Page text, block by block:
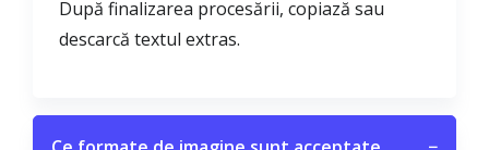
După finalizarea procesării, copiază sau
descarcă textul extras.